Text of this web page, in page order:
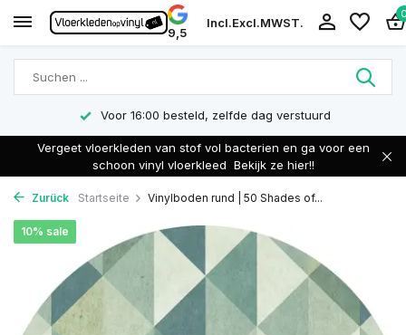
9,5
Incl.Excl.MWST.
Voor 16:00 besteld, zelfde dag verstuurd
Vergeet vloerkleden van stof vol bacterien en ga voor een
schoon vinyl vloerkleed Bekijk ze hier!!
Zurück Startseite Vinylboden rund | 50 Shades of...
10% sale